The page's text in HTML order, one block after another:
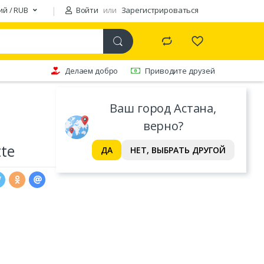
/ RUB Войти или Зарегистрироваться
Ваш город Астана,
верно?
ДА НЕТ, ВЫБРАТЬ ДРУГОЙ
Делаем добро Приводите друзей